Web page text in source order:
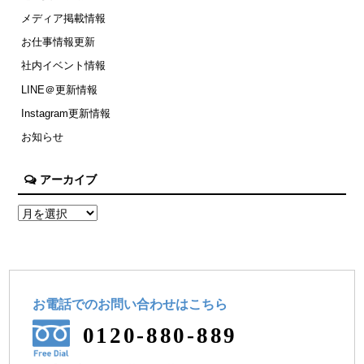
メディア掲載情報
お仕事情報更新
社内イベント情報
LINE＠更新情報
Instagram更新情報
お知らせ
アーカイブ
お電話でのお問い合わせはこちら
0120-880-889